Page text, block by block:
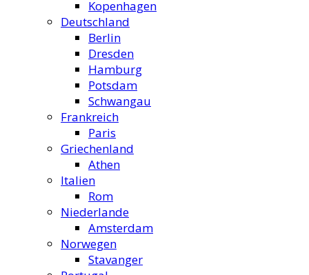
Kopenhagen
Deutschland
Berlin
Dresden
Hamburg
Potsdam
Schwangau
Frankreich
Paris
Griechenland
Athen
Italien
Rom
Niederlande
Amsterdam
Norwegen
Stavanger